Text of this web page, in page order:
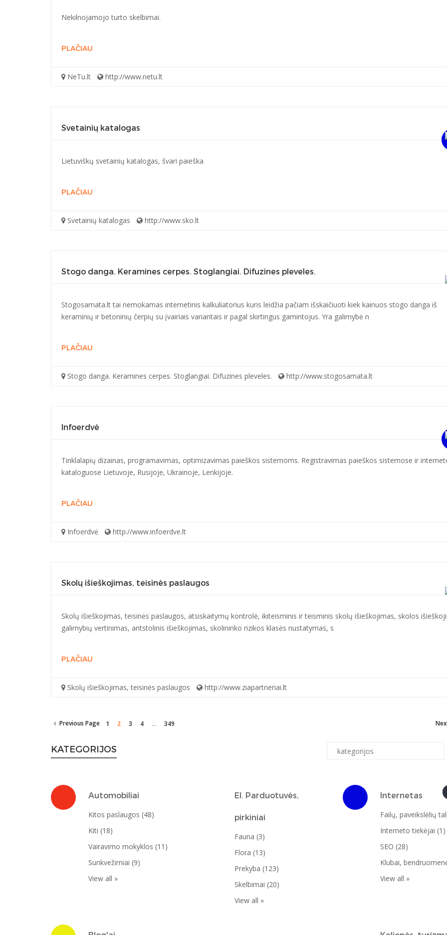
Nekilnojamojo turto skelbimai.
PLAČIAU
NeTu.lt http://www.netu.lt
Svetainių katalogas
Lietuviškų svetainių katalogas, švari paieška
PLAČIAU
Svetainių katalogas http://www.sko.lt
Stogo danga. Keramines cerpes. Stoglangiai. Difuzines pleveles.
Stogosamata.lt tai nemokamas internetinis kalkuliatorius kuris leidžia pačiam išskaičiuoti kiek kainuos stogo danga iš
keraminių ir betoninių čerpių su įvairiais variantais ir pagal skirtingus gamintojus. Yra galimybė n
PLAČIAU
Stogo danga. Keramines cerpes. Stoglangiai. Difuzines pleveles. http://www.stogosamata.lt
Infoerdvė
Tinklalapių dizainas, programavimas, optimizavimas paieškos sistemoms. Registravimas paieškos sistemose ir
kataloguose Lietuvoje, Rusijoje, Ukrainoje, Lenkijoje.
PLAČIAU
Infoerdvė http://www.infoerdve.lt
Skolų išieškojimas, teisinės paslaugos
Skolų išieškojimas, teisinės paslaugos, atsiskaitymų kontrolė, ikiteisminis ir teisminis skolų išieškojimas, skolos
galimybių vertinimas, antstolinis išieškojimas, skolininko rizikos klasės nustatymas, s
PLAČIAU
Skolų išieškojimas, teisinės paslaugos http://www.ziapartneriai.lt
Previous Page 1 2 3 4 ... 349
KATEGORIJOS
Automobiliai
Kitos paslaugos (48)
Kiti (18)
Vairavimo mokyklos (11)
Sunkvežimiai (9)
View all »
El. Parduotuvės,
pirkiniai
Fauna (3)
Flora (13)
Prekyba (123)
Skelbimai (20)
View all »
Internetas
Failų, paveikslėlių
Interneto tiekėjai (1)
SEO (28)
Klubai,
View all »